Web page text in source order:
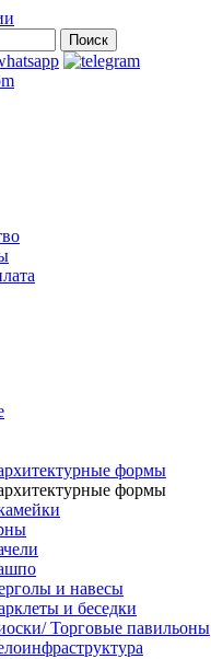
Поиск
формы
формы
и навесы
и беседки
Торговые павильоны